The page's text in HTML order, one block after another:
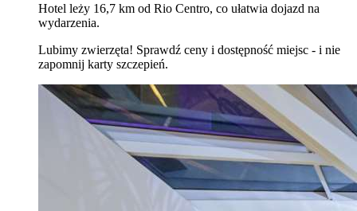
Hotel leży 16,7 km od Rio Centro, co ułatwia dojazd na
wydarzenia.
Lubimy zwierzęta! Sprawdź ceny i dostępność miejsc - i nie
zapomnij karty szczepień.